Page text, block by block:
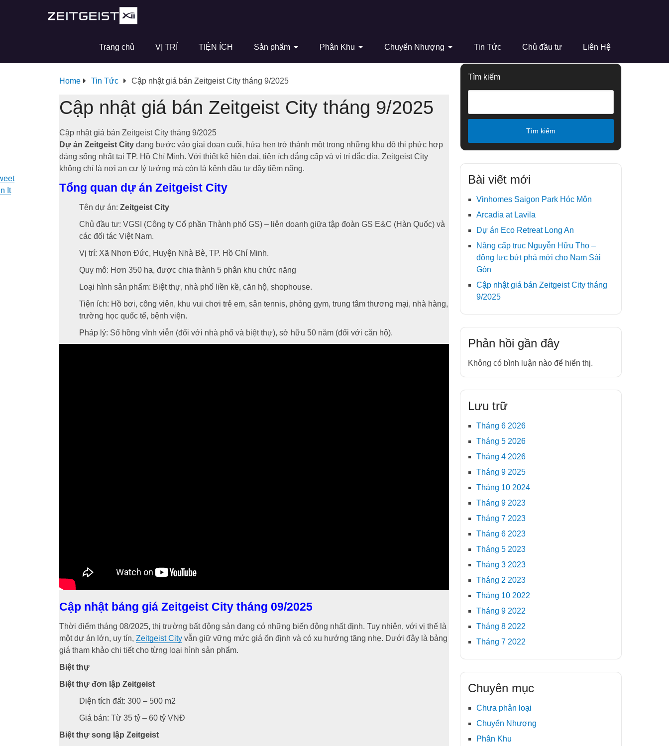
Trang chủ VỊ TRÍ TIỆN ÍCH Sản phẩm Phân Khu Chuyển Nhượng Tin Tức Chủ đầu tư Liên Hệ
Home Tin Tức Cập nhật giá bán Zeitgeist City tháng 9/2025
Cập nhật giá bán Zeitgeist City tháng 9/2025
Cập nhật giá bán Zeitgeist City tháng 9/2025
Dự án Zeitgeist City đang bước vào giai đoạn cuối, hứa hẹn trở thành một trong những khu đô thị phức hợp
đáng sống nhất tại TP. Hồ Chí Minh. Với thiết kế hiện đại, tiện ích đẳng cấp và vị trí đắc địa, Zeitgeist City
không chỉ là nơi an cư lý tưởng mà còn là kênh đầu tư đầy tiềm năng.
Tổng quan dự án Zeitgeist City
Tên dự án:Zeitgeist City
Chủ đầu tư: VGSI (Công ty Cổ phần Thành phố GS) – liên doanh giữa tập đoàn GS E&C (Hàn Quốc) và
các đối tác Việt Nam.
Vị trí: Xã Nhơn Đức, Huyện Nhà Bè, TP. Hồ Chí Minh.
Quy mô: Hơn 350 ha, được chia thành 5 phân khu chức năng
Loại hình sản phẩm: Biệt thự, nhà phố liền kề, căn hộ, shophouse.
Tiện ích: Hồ bơi, công viên, khu vui chơi trẻ em, sân tennis, phòng gym, trung tâm thương mại, nhà hàng,
trường học quốc tế, bệnh viện.
Pháp lý: Sổ hồng vĩnh viễn (đối với nhà phố và biệt thự), sở hữu 50 năm (đối với căn hộ).
Cập nhật bảng giá Zeitgeist City tháng 09/2025
Thời điểm tháng 08/2025, thị trường bất động sản đang có những biến động nhất định. Tuy nhiên, với vị thế là
một dự án lớn, uy tín,Zeitgeist City vẫn giữ vững mức giá ổn định và có xu hướng tăng nhẹ. Dưới đây là bảng
giá tham khảo chi tiết cho từng loại hình sản phẩm.
Biệt thự
Biệt thự đơn lập Zeitgeist
Diện tích đất: 300 – 500 m2
Giá bán: Từ 35 tỷ – 60 tỷ VNĐ
Biệt thự song lập Zeitgeist
It
Tìm kiếm
Tìm kiếm
Bài viết mới
Vinhomes Saigon Park Hóc Môn
Arcadia at Lavila
Dự án Eco Retreat Long An
Nâng cấp trục Nguyễn Hữu Thọ –
động lực bứt phá mới cho Nam Sài
Gòn
Cập nhật giá bán Zeitgeist City tháng
9/2025
Phản hồi gần đây
Không có bình luận nào để hiển thị.
Lưu trữ
Tháng 6 2026
Tháng 5 2026
Tháng 4 2026
Tháng 9 2025
Tháng 10 2024
Tháng 9 2023
Tháng 7 2023
Tháng 6 2023
Tháng 5 2023
Tháng 3 2023
Tháng 2 2023
Tháng 10 2022
Tháng 9 2022
Tháng 8 2022
Tháng 7 2022
Chuyên mục
Chưa phân loại
Chuyển Nhượng
Phân Khu